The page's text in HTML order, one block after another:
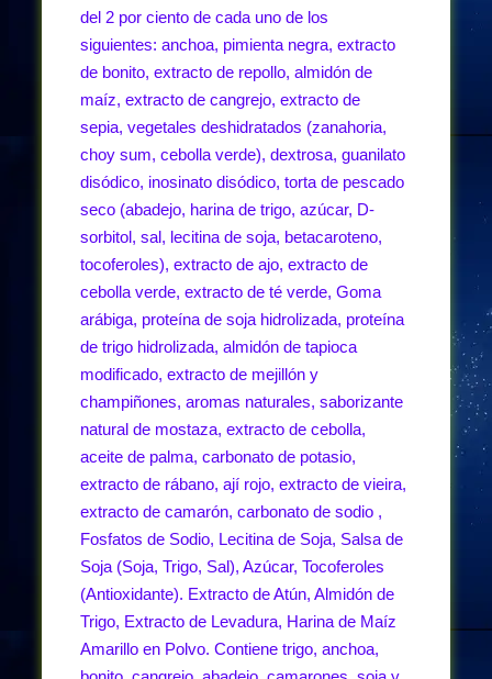
del 2 por ciento de cada uno de los
siguientes: anchoa, pimienta negra, extracto
de bonito, extracto de repollo, almidón de
maíz, extracto de cangrejo, extracto de
sepia, vegetales deshidratados (zanahoria,
choy sum, cebolla verde), dextrosa, guanilato
disódico, inosinato disódico, torta de pescado
seco (abadejo, harina de trigo, azúcar, D-
sorbitol, sal, lecitina de soja, betacaroteno,
tocoferoles), extracto de ajo, extracto de
cebolla verde, extracto de té verde, Goma
arábiga, proteína de soja hidrolizada, proteína
de trigo hidrolizada, almidón de tapioca
modificado, extracto de mejillón y
champiñones, aromas naturales, saborizante
natural de mostaza, extracto de cebolla,
aceite de palma, carbonato de potasio,
extracto de rábano, ají rojo, extracto de vieira,
extracto de camarón, carbonato de sodio ,
Fosfatos de Sodio, Lecitina de Soja, Salsa de
Soja (Soja, Trigo, Sal), Azúcar, Tocoferoles
(Antioxidante). Extracto de Atún, Almidón de
Trigo, Extracto de Levadura, Harina de Maíz
Amarillo en Polvo. Contiene trigo, anchoa,